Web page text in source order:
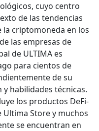
cuyo centro
de las tendencias
la criptomoneda en los
las empresas de
de ULTIMA es
para cientos de
de su
habilidades técnicas.
los productos DeFi-
Ultima Store y muchos
se encuentran en